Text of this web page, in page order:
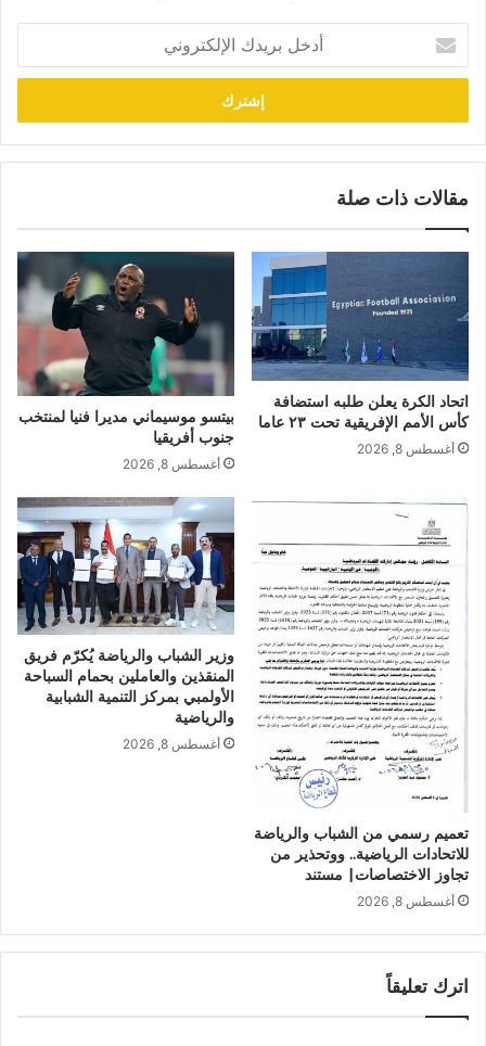
بريدك
الإلكتروني
مقالات ذات صلة
اتحاد الكرة يعلن طلبه استضافة
كأس الأمم الإفريقية تحت ٢٣ عاما
أغسطس 8, 2026
بيتسو موسيماني مديرا فنيا لمنتخب
جنوب أفريقيا
أغسطس 8, 2026
تعميم رسمي من الشباب والرياضة
للاتحادات الرياضية.. ووتحذير من
تجاوز الاختصاصات| مستند
أغسطس 8, 2026
وزير الشباب والرياضة يُكرّم فريق
المنقذين والعاملين بحمام السباحة
الأولمبي بمركز التنمية الشبابية
والرياضية
أغسطس 8, 2026
اترك تعليقاً